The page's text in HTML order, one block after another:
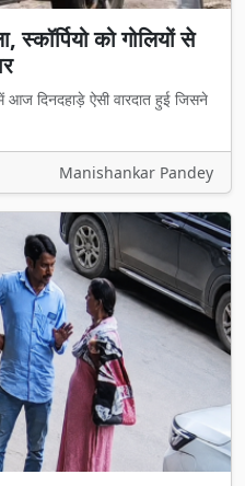
को गोलियों से
आज दिनदहाड़े ऐसी वारदात हुई जिसने
Manishankar Pandey